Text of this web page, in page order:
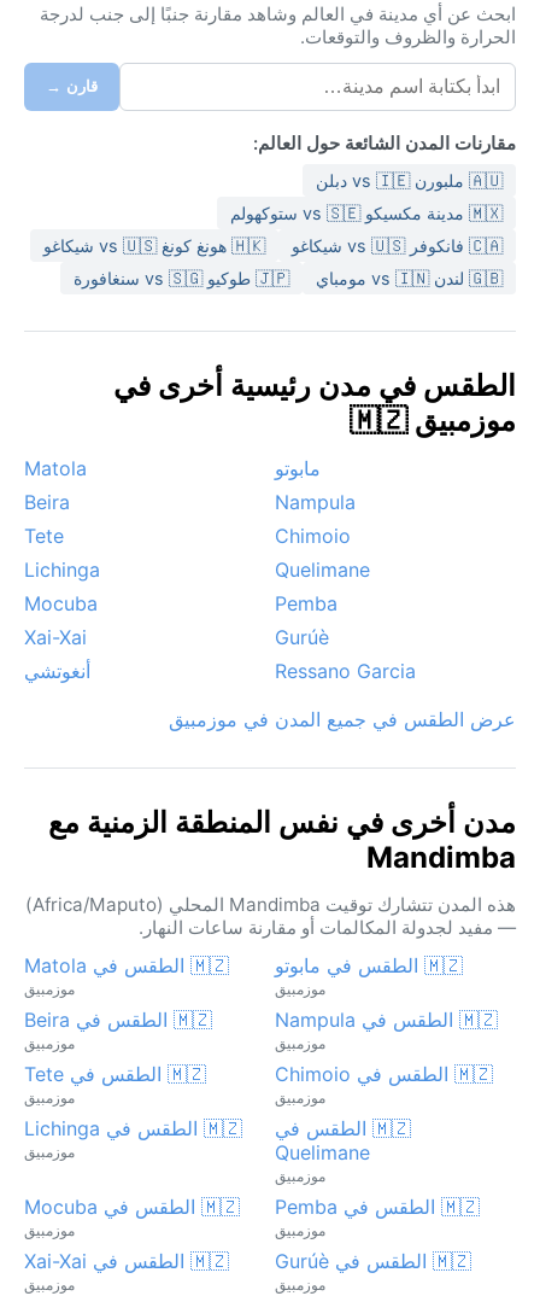
ابحث عن أي مدينة في العالم وشاهد مقارنة جنبًا إلى جنب لدرجة
الحرارة والظروف والتوقعات.
قارن →
مقارنات المدن الشائعة حول العالم:
🇦🇺 ملبورن vs 🇮🇪 دبلن
🇲🇽 مدينة مكسيكو vs 🇸🇪 ستوكهولم
🇨🇦 فانكوفر vs 🇺🇸 شيكاغو
🇭🇰 هونغ كونغ vs 🇺🇸 شيكاغو
🇬🇧 لندن vs 🇮🇳 مومباي
🇯🇵 طوكيو vs 🇸🇬 سنغافورة
الطقس في مدن رئيسية أخرى في
موزمبيق 🇲🇿
مابوتو
Matola
Nampula
Beira
Chimoio
Tete
Quelimane
Lichinga
Pemba
Mocuba
Gurúè
Xai-Xai
Ressano Garcia
أنغوتشي
عرض الطقس في جميع المدن في موزمبيق
مدن أخرى في نفس المنطقة الزمنية مع
Mandimba
هذه المدن تتشارك توقيت Mandimba المحلي (Africa/Maputo)
— مفيد لجدولة المكالمات أو مقارنة ساعات النهار.
🇲🇿 الطقس في مابوتو
موزمبيق
🇲🇿 الطقس في Matola
موزمبيق
🇲🇿 الطقس في Nampula
موزمبيق
🇲🇿 الطقس في Beira
موزمبيق
🇲🇿 الطقس في Chimoio
موزمبيق
🇲🇿 الطقس في Tete
موزمبيق
🇲🇿 الطقس في
Quelimane
موزمبيق
🇲🇿 الطقس في Lichinga
موزمبيق
🇲🇿 الطقس في Pemba
موزمبيق
🇲🇿 الطقس في Mocuba
موزمبيق
🇲🇿 الطقس في Gurúè
موزمبيق
🇲🇿 الطقس في Xai-Xai
موزمبيق